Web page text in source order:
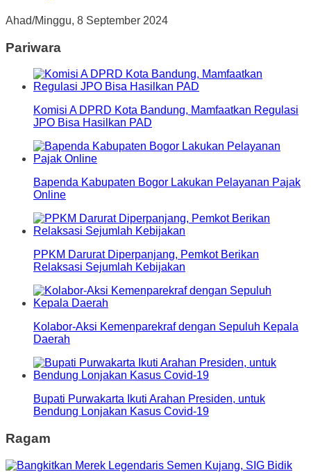
Ahad/Minggu, 8 September 2024
Pariwara
Komisi A DPRD Kota Bandung, Mamfaatkan Regulasi
JPO Bisa Hasilkan PAD
Bapenda Kabupaten Bogor Lakukan Pelayanan Pajak
Online
PPKM Darurat Diperpanjang, Pemkot Berikan
Relaksasi Sejumlah Kebijakan
Kolabor-Aksi Kemenparekraf dengan Sepuluh Kepala
Daerah
Bupati Purwakarta Ikuti Arahan Presiden, untuk
Bendung Lonjakan Kasus Covid-19
Ragam